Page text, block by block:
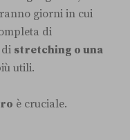
giorni in cui
di
di stretching o una
utili.
è cruciale.